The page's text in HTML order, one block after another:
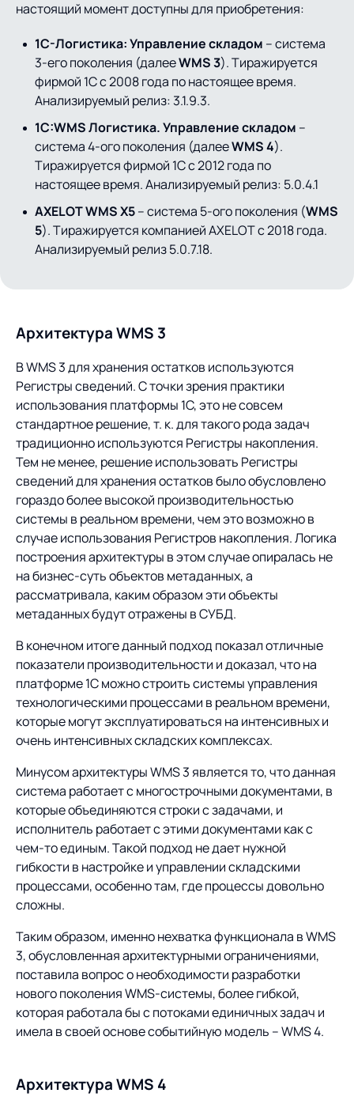
настоящий момент доступны для приобретения:
1С-Логистика: Управление складом – система
3-его поколения (далееWMS 3). Тиражируется
фирмой 1С с 2008 года по настоящее время.
Анализируемый релиз: 3.1.9.3.
1С:WMS Логистика. Управление складом –
система 4-ого поколения (далееWMS 4).
Тиражируется фирмой 1С с 2012 года по
настоящее время. Анализируемый релиз: 5.0.4.1
AXELOT WMS X5– система 5-ого поколения (WMS
5). Тиражируется компанией AXELOT c 2018 года.
Анализируемый релиз 5.0.7.18.
Архитектура WMS 3
В WMS 3 для хранения остатков используются
Регистры сведений. С точки зрения практики
использования платформы 1С, это не совсем
стандартное решение, т. к. для такого рода задач
традиционно используются Регистры накопления.
Тем не менее, решение использовать Регистры
сведений для хранения остатков было обусловлено
гораздо более высокой производительностью
системы в реальном времени, чем это возможно в
случае использования Регистров накопления. Логика
построения архитектуры в этом случае опиралась не
на бизнес-суть объектов метаданных, а
рассматривала, каким образом эти объекты
метаданных будут отражены в СУБД.
В конечном итоге данный подход показал отличные
показатели производительности и доказал, что на
платформе 1С можно строить системы управления
технологическими процессами в реальном времени,
которые могут эксплуатироваться на интенсивных и
очень интенсивных складских комплексах.
Минусом архитектуры WMS 3 является то, что данная
система работает с многострочными документами, в
которые объединяются строки с задачами, и
исполнитель работает с этими документами как с
чем-то единым. Такой подход не дает нужной
гибкости в настройке и управлении складскими
процессами, особенно там, где процессы довольно
сложны.
Таким образом, именно нехватка функционала в WMS
3, обусловленная архитектурными ограничениями,
поставила вопрос о необходимости разработки
нового поколения WMS-системы, более гибкой,
которая работала бы с потоками единичных задач и
имела в своей основе событийную модель – WMS 4.
Архитектура WMS 4